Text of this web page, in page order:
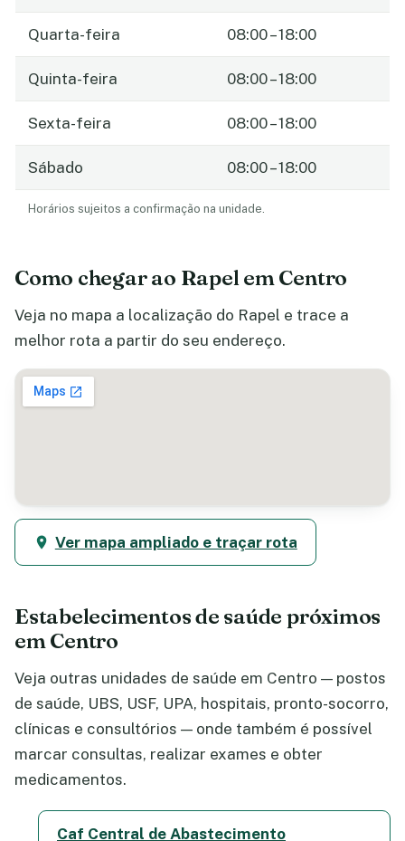
Quarta-feira 08:00 – 18:00
Quinta-feira 08:00 – 18:00
Sexta-feira 08:00 – 18:00
Sábado 08:00 – 18:00
Horários sujeitos a confirmação na unidade.
Como chegar ao Rapel em Centro
Veja no mapa a localização do Rapel e trace a
melhor rota a partir do seu endereço.
Ver mapa ampliado e traçar rota
Estabelecimentos de saúde próximos
em Centro
Veja outras unidades de saúde em Centro — postos
de saúde, UBS, USF, UPA, hospitais, pronto-socorro,
clínicas e consultórios — onde também é possível
marcar consultas, realizar exames e obter
medicamentos.
Caf Central de Abastecimento